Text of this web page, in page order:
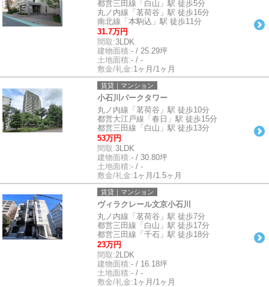
都営三田線「白山」駅 徒歩5分
丸ノ内線「茗荷谷」駅 徒歩16分
南北線「本駒込」駅 徒歩11分
31.7万円
間取:3LDK
建物面積:- / 25.29坪
土地面積:- / -
敷金/礼金:1ヶ月/1ヶ月
賃貸｜マンション
小石川パークタワー
丸ノ内線「茗荷谷」駅 徒歩10分
都営大江戸線「春日」駅 徒歩15分
都営三田線「白山」駅 徒歩13分
53万円
間取:3LDK
建物面積:- / 30.80坪
土地面積:- / -
敷金/礼金:1ヶ月/1.5ヶ月
賃貸｜マンション
ヴィラクレール文京小石川
丸ノ内線「茗荷谷」駅 徒歩7分
都営三田線「白山」駅 徒歩17分
都営三田線「千石」駅 徒歩18分
23万円
間取:2LDK
建物面積:- / 16.18坪
土地面積:- / -
敷金/礼金:1ヶ月/1ヶ月